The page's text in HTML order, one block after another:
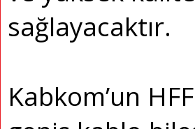
sağlayacaktır.
Kabkom’un